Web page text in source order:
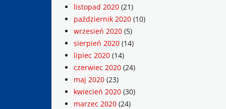
listopad 2020 (21)
październik 2020 (10)
wrzesień 2020 (5)
sierpień 2020 (14)
lipiec 2020 (14)
czerwiec 2020 (24)
maj 2020 (23)
kwiecień 2020 (30)
marzec 2020 (24)